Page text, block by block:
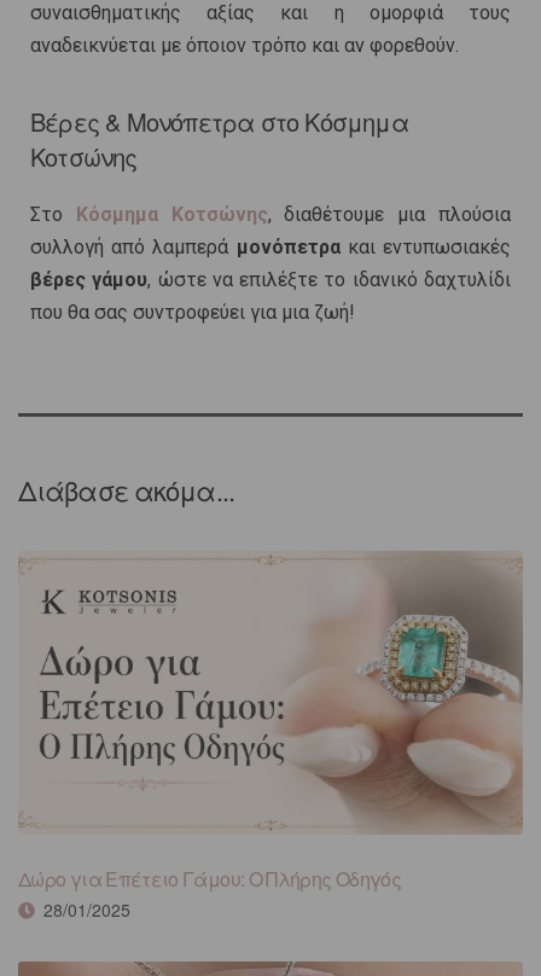
συναισθηματικής αξίας και η ομορφιά τους
αναδεικνύεται με όποιον τρόπο και αν φορεθούν.
Βέρες & Μονόπετρα στο Κόσμημα
Κοτσώνης
Στο Κόσμημα Κοτσώνης, διαθέτουμε μια πλούσια
συλλογή από λαμπερά μονόπετρακαι εντυπωσιακές
βέρες γάμου, ώστε να επιλέξτε το ιδανικό δαχτυλίδι
που θα σας συντροφεύει για μια ζωή!
Διάβασε ακόμα...
Δώρο για Επέτειο Γάμου: Ο Πλήρης Οδηγός
28/01/2025